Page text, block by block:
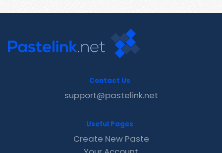
Contact Us
support@pastelink.net
Useful Pages
Create New Paste